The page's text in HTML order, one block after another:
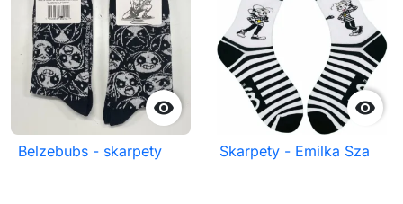

Belzebubs - skarpety

Skarpety - Emilka Sza